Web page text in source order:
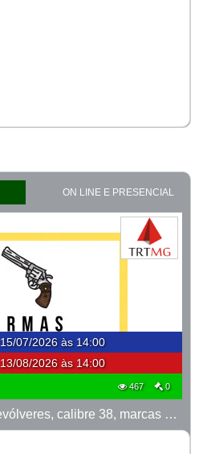
ON LINE E PRESENCIAL
15/07/2026 às 14:00
13/08/2026 às 14:00
467 0
LOTE 04 - 30 (trinta) revólveres, calibre 38, marcas Taurus e Rossi